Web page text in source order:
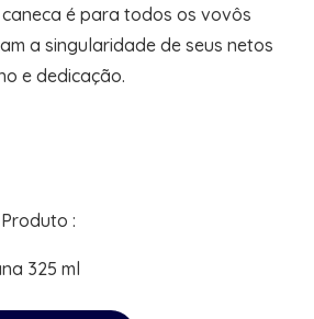
é para todos os vovôs
a singularidade de seus netos
e dedicação.
:
325 ml